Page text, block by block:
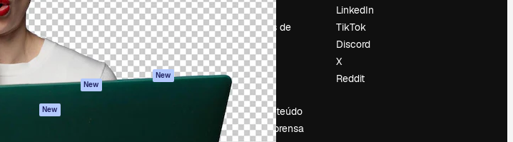
imagens
Gerador de vídeos
Texto para voz
Conteúdo de stock
New
New
Termos e
condições
Política de
privacidade
Originais New
Emprego
Tendências de
pesquisa
Blog
Eventos
Slidesgo
Vender conteúdo
Sala de imprensa
LinkedIn
TikTok
Discord
X
Reddit